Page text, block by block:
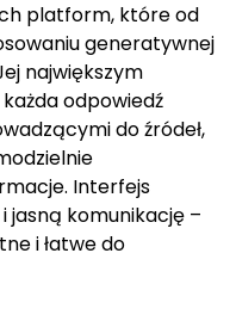
platform, które od
generatywnej
największym
odpowiedź
do źródeł,
Interfejs
komunikację –
i łatwe do